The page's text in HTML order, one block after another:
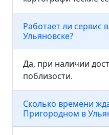
Работает ли сервис
Ульяновске?
Да, при наличии
поблизости.
Сколько времени
Пригородном в